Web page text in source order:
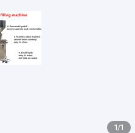
1/1